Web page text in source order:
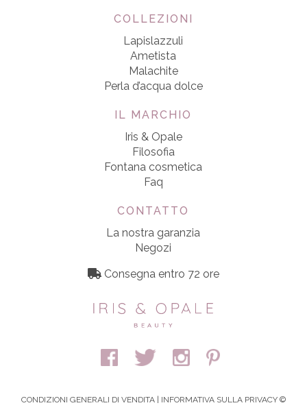
COLLEZIONI
Lapislazzuli
Ametista
Malachite
Perla d’acqua dolce
IL MARCHIO
Iris & Opale
Filosofia
Fontana cosmetica
Faq
CONTATTO
La nostra garanzia
Negozi
Consegna entro 72 ore
CONDIZIONI GENERALI DI VENDITA| INFORMATIVA SULLA PRIVACY©